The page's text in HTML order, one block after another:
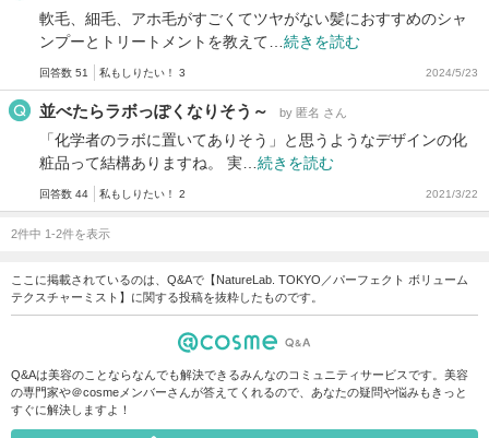
軟毛、細毛、アホ毛がすごくてツヤがない髪におすすめのシャ
ンプーとトリートメントを教えて… 続きを読む
回答数 51 私もしりたい！ 3 2024/5/23
並べたらラボっぽくなりそう～ by 匿名 さん
「化学者のラボに置いてありそう」と思うようなデザインの化
粧品って結構ありますね。 実… 続きを読む
回答数 44 私もしりたい！ 2 2021/3/22
2件中 1-2件を表示
ここに掲載されているのは、Q&Aで【NatureLab. TOKYO／パーフェクト ボリューム
テクスチャーミスト】に関する投稿を抜粋したものです。
Q&Aは美容のことならなんでも解決できるみんなのコミュニティサービスです。美容
の専門家や＠cosmeメンバーさんが答えてくれるので、あなたの疑問や悩みもきっと
すぐに解決しますよ！